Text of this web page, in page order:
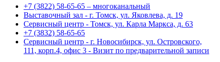
+7 (3822) 58-65-65 – многоканальный
Выставочный зал - г. Томск, ул. Яковлева, д. 19
Сервисный центр - Томск, ул. Карла Маркса, д. 63
+7 (3832) 58-65-65
Сервисный центр - г. Новосибирск, ул. Островского,
111, корп.4, офис 3 - Визит по предварительной записи